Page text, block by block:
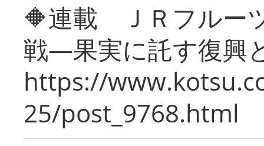
🔶連載 ＪＲフルー
戦―果実に託す復興
https://
25/post_9768.html